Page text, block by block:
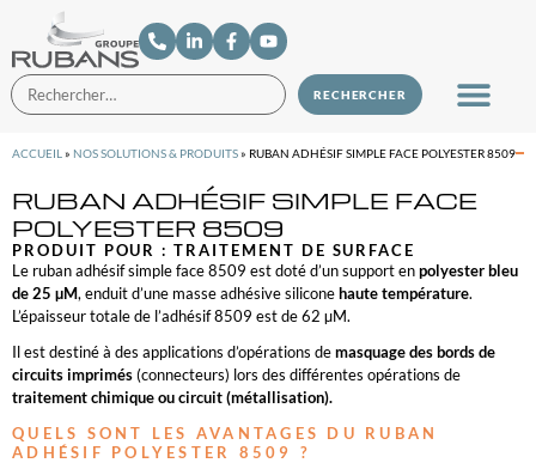
ACCUEIL » NOS SOLUTIONS & PRODUITS» RUBAN ADHÉSIF SIMPLE FACE POLYESTER 8509
RUBAN ADHÉSIF SIMPLE FACE
POLYESTER 8509
PRODUIT POUR :TRAITEMENT DE SURFACE
Le ruban adhésif simple face 8509 est doté d’un support enpolyester bleu
de 25 µM, enduit d’une masse adhésive siliconehaute température.
L’épaisseur totale de l’adhésif 8509 est de 62 µM.
Il est destiné à des applications d’opérations demasquage des bords de
circuits imprimés(connecteurs) lors des différentes opérations de
traitement chimique ou circuit (métallisation).
QUELS SONT LES AVANTAGES DU RUBAN
ADHÉSIF POLYESTER 8509 ?